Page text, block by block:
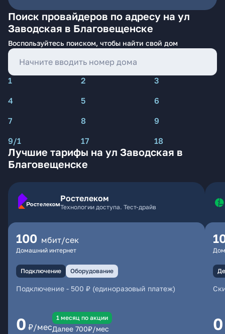
Поиск провайдеров по адресу на ул
Заводская в Благовещенске
Воспользуйтесь поиском, чтобы найти свой дом
1 2
3
4
5
6
7
8
9
9/1
17 18
Лучшие тарифы на ул Заводская в
Благовещенске
Ростелеком
Технологии доступа. Тест-драйв
100 мбит/сек
Домашний интернет
Подключение Оборудование
Подключение - 500 ₽ (единоразовый платеж)
0 ₽/мес
1 месяц по акции
Далее 700₽/мес 0